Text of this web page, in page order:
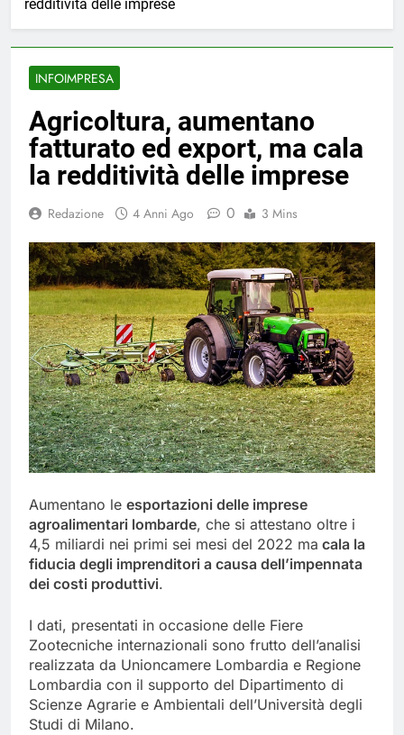
redditività delle imprese
INFOIMPRESA
Agricoltura, aumentano
fatturato ed export, ma cala
la redditività delle imprese
Redazione 4 Anni Ago 0 3 Mins
Aumentano le esportazioni delle imprese
agroalimentari lombarde, che si attestano oltre i
4,5 miliardi nei primi sei mesi del 2022 ma cala la
fiducia degli imprenditori a causa dell’impennata
dei costi produttivi.
I dati, presentati in occasione delle Fiere
Zootecniche internazionali sono frutto dell’analisi
realizzata da Unioncamere Lombardia e Regione
Lombardia con il supporto del Dipartimento di
Scienze Agrarie e Ambientali dell’Università degli
Studi di Milano.